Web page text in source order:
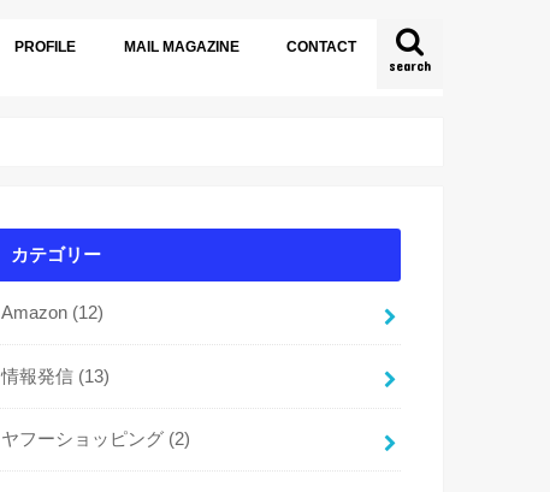
search
PROFILE MAIL MAGAZINE CONTACT
カテゴリー
Amazon (12)
情報発信 (13)
ヤフーショッピング (2)